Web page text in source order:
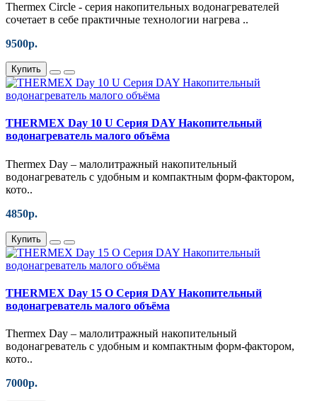
Thermex Circle - серия накопительных водонагревателей
сочетает в себе практичные технологии нагрева ..
9500р.
Купить
THERMEX Day 10 U Серия DAY Накопительный
водонагреватель малого объёма
Thermex Day – малолитражный накопительный
водонагреватель с удобным и компактным форм-фактором,
кото..
4850р.
Купить
THERMEX Day 15 O Серия DAY Накопительный
водонагреватель малого объёма
Thermex Day – малолитражный накопительный
водонагреватель с удобным и компактным форм-фактором,
кото..
7000р.